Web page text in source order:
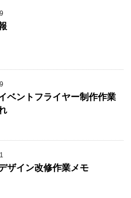
ベントフライヤー制作作業
ザイン改修作業メモ